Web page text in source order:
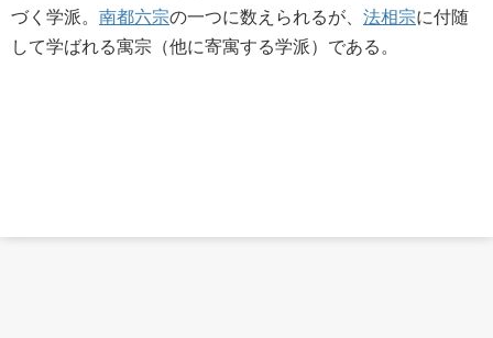
づく学派。 南都六宗の一つに数えられるが、 法相宗に付随
して学ばれる寓宗（他に寄寓する学派）である。